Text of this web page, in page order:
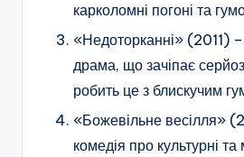
карколомні погоні та
«Недоторканні» (2011)
драма, що зачіпає
робить це з блискучим
«Божевільне весілля»
комедія про культурні та